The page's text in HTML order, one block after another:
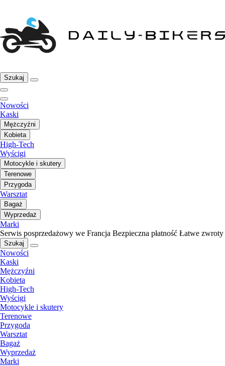
Szukaj
Nowości
Kaski
Mężczyźni
Kobieta
High-Tech
Wyścigi
Motocykle i skutery
Terenowe
Przygoda
Warsztat
Bagaż
Wyprzedaż
Marki
Serwis posprzedażowy we Francja Bezpieczna płatność Łatwe zwroty
Szukaj
Nowości
Kaski
Mężczyźni
Kobieta
High-Tech
Wyścigi
Motocykle i skutery
Terenowe
Przygoda
Warsztat
Bagaż
Wyprzedaż
Marki